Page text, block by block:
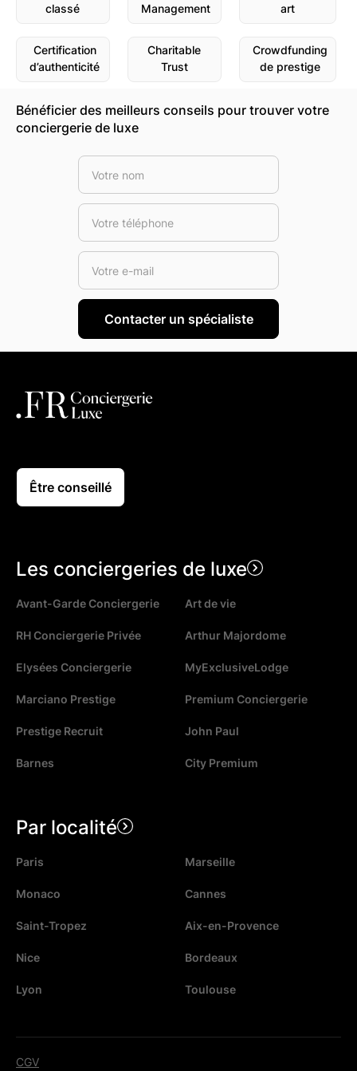
classé
Management
art
Certification
d’authenticité
Charitable
Trust
Crowdfunding
de prestige
Bénéficier des meilleurs conseils pour trouver votre
conciergerie de luxe
Être conseillé
Les conciergeries de luxe
Avant-Garde Conciergerie Art de vie
RH Conciergerie Privée Arthur Majordome
Elysées Conciergerie MyExclusiveLodge
Marciano Prestige Premium Conciergerie
Prestige Recruit John Paul
Barnes City Premium
Par localité
Paris Marseille
Monaco Cannes
Saint-Tropez Aix-en-Provence
Nice Bordeaux
Lyon Toulouse
CGV